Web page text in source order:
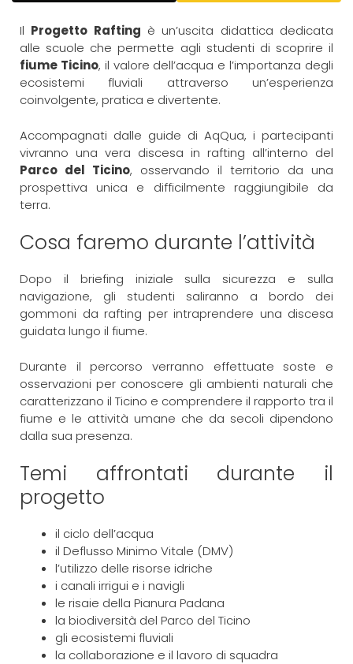
Il Progetto Rafting è un’uscita didattica dedicata
alle scuole che permette agli studenti di scoprire il
fiume Ticino, il valore dell’acqua e l’importanza degli
ecosistemi fluviali attraverso un’esperienza
coinvolgente, pratica e divertente.
Accompagnati dalle guide di AqQua, i partecipanti
vivranno una vera discesa in rafting all’interno del
Parco del Ticino, osservando il territorio da una
prospettiva unica e difficilmente raggiungibile da
terra.
Cosa faremo durante l’attività
Dopo il briefing iniziale sulla sicurezza e sulla
navigazione, gli studenti saliranno a bordo dei
gommoni da rafting per intraprendere una discesa
guidata lungo il fiume.
Durante il percorso verranno effettuate soste e
osservazioni per conoscere gli ambienti naturali che
caratterizzano il Ticino e comprendere il rapporto tra il
fiume e le attività umane che da secoli dipendono
dalla sua presenza.
Temi affrontati durante il
progetto
il ciclo dell’acqua
il Deflusso Minimo Vitale (DMV)
l’utilizzo delle risorse idriche
i canali irrigui e i navigli
le risaie della Pianura Padana
la biodiversità del Parco del Ticino
gli ecosistemi fluviali
la collaborazione e il lavoro di squadra